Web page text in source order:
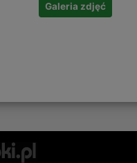
Galeria zdjęć